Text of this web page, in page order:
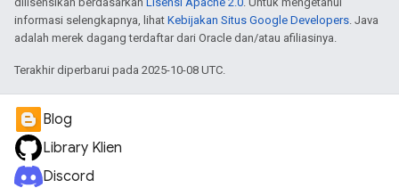
informasi selengkapnya, lihat Kebijakan Situs Google Developers. Java
adalah merek dagang terdaftar dari Oracle dan/atau afiliasinya.
Terakhir diperbarui pada 2025-10-08 UTC.
Blog
Library Klien
Discord